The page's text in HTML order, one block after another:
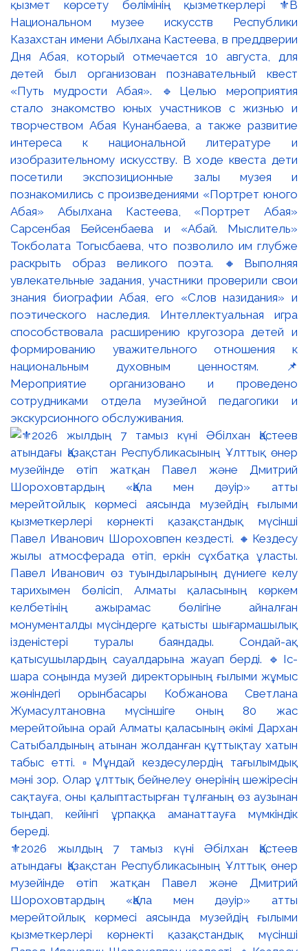
қызмет көрсету бөлімінің қызметкерлері ⚜️В
Национальном музее искусств Республики
Казахстан имени Абылхана Кастеева, в преддверии
Дня Абая, который отмечается 10 августа, для
детей был организован познавательный квест
«Путь мудрости Абая». 🔹Целью мероприятия
стало знакомство юных участников с жизнью и
творчеством Абая Кунанбаева, а также развитие
интереса к национальной литературе и
изобразительному искусству. В ходе квеста дети
посетили экспозиционные залы музея и
познакомились с произведениями «Портрет юного
Абая» Абылхана Кастеева, «Портрет Абая»
Сарсенбая Бейсенбаева и «Абай. Мыслитель»
Токболата Тогысбаева, что позволило им глубже
раскрыть образ великого поэта. 🔸Выполняя
увлекательные задания, участники проверили свои
знания биографии Абая, его «Слов назидания» и
поэтического наследия. Интеллектуальная игра
способствовала расширению кругозора детей и
формированию уважительного отношения к
национальным духовным ценностям. 📌
Мероприятие организовано и проведено
сотрудниками отдела музейной педагогики и
экскурсионного обслуживания.
⚜️2026 жылдың 7 тамыз күні Әбілхан Қастеев
атындағы Қазақстан Республикасының Ұлттық өнер
музейінде өтіп жатқан Павел және Дмитрий
Шороховтардың «Қала мен дәуір» атты
мерейтойлық көрмесі аясында музейдің ғылыми
қызметкерлері көрнекті қазақстандық мүсінші